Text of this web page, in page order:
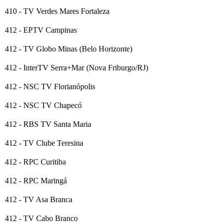
410 - TV Verdes Mares Fortaleza
412 - EPTV Campinas
412 - TV Globo Minas (Belo Horizonte)
412 - InterTV Serra+Mar (Nova Friburgo/RJ)
412 - NSC TV Florianópolis
412 - NSC TV Chapecó
412 - RBS TV Santa Maria
412 - TV Clube Teresina
412 - RPC Curitiba
412 - RPC Maringá
412 - TV Asa Branca
412 - TV Cabo Branco